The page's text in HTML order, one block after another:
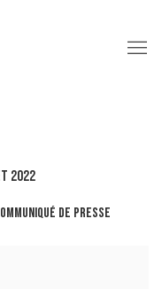
2022
DE PRESSE